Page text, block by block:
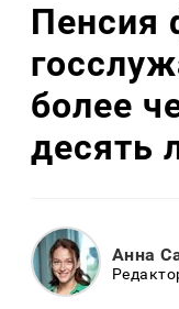
Пенсия
более
десять
Анна